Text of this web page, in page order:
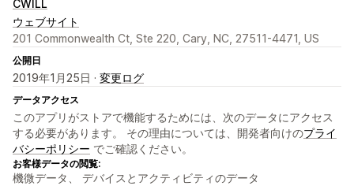
CWILL
ウェブサイト
201 Commonwealth Ct, Ste 220, Cary, NC, 27511-4471, US
公開日
2019年1月25日 · 変更ログ
データアクセス
このアプリがストアで機能するためには、次のデータにアクセス
する必要があります。 その理由については、開発者向けのプライ
バシーポリシー でご確認ください。
お客様データの閲覧:
機微データ、 デバイスとアクティビティのデータ